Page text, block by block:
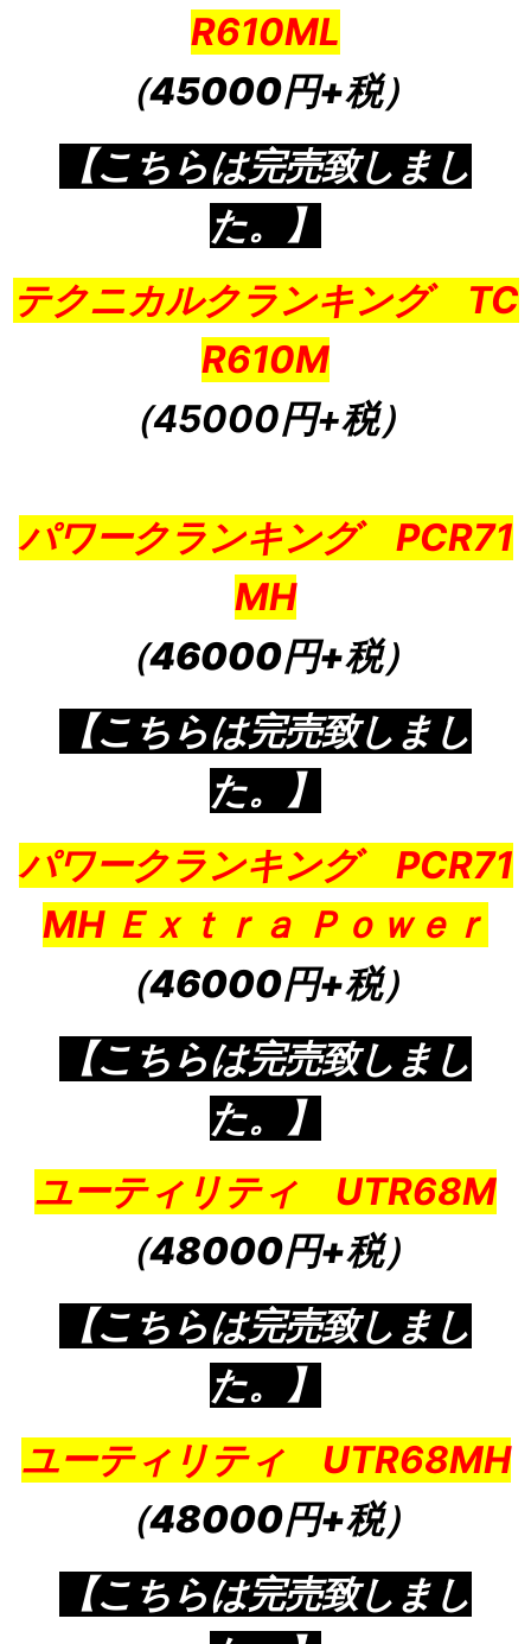
R610ML
（45000円+税）
【こちらは完売致しまし
た。】
テクニカルクランキング TC
R610M
（45000円+税）
パワークランキング PCR71
MH
（46000円+税）
【こちらは完売致しまし
た。】
パワークランキング PCR71
MH Ｅｘｔｒａ Ｐｏｗｅｒ
（46000円+税）
【こちらは完売致しまし
た。】
ユーティリティ UTR68M
（48000円+税）
【こちらは完売致しまし
た。】
ユーティリティ UTR68MH
（48000円+税）
【こちらは完売致しまし